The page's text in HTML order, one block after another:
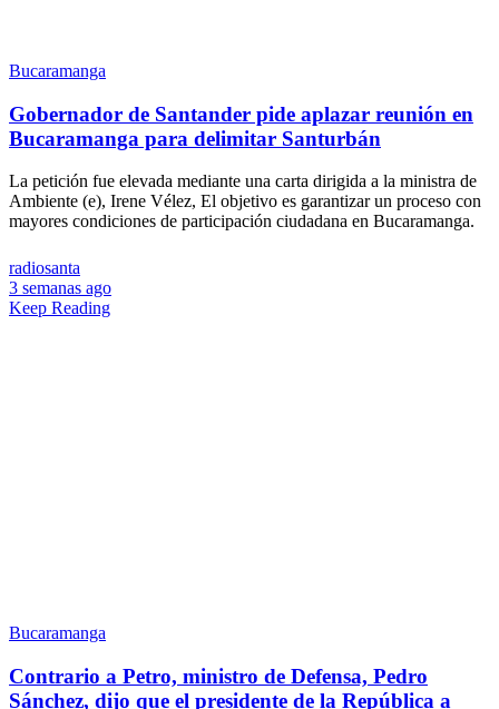
Bucaramanga
Gobernador de Santander pide aplazar reunión en
Bucaramanga para delimitar Santurbán
La petición fue elevada mediante una carta dirigida a la ministra de
Ambiente (e), Irene Vélez, El objetivo es garantizar un proceso con
mayores condiciones de participación ciudadana en Bucaramanga.
radiosanta
3 semanas ago
Keep Reading
Bucaramanga
Contrario a Petro, ministro de Defensa, Pedro
Sánchez, dijo que el presidente de la República a